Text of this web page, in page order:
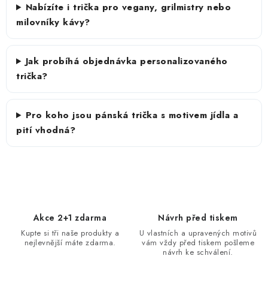
Nabízíte i trička pro vegany, grilmistry nebo
milovníky kávy?
Jak probíhá objednávka personalizovaného
trička?
Pro koho jsou pánská trička s motivem jídla a
pití vhodná?
Akce 2+1 zdarma
Kupte si tři naše produkty a
nejlevnější máte zdarma.
Návrh před tiskem
U vlastních a upravených motivů
vám vždy před tiskem pošleme
návrh ke schválení.